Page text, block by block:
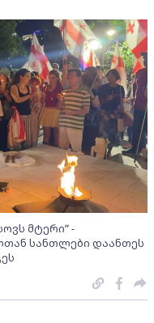
მტერი” -
სანთლები დაანთეს